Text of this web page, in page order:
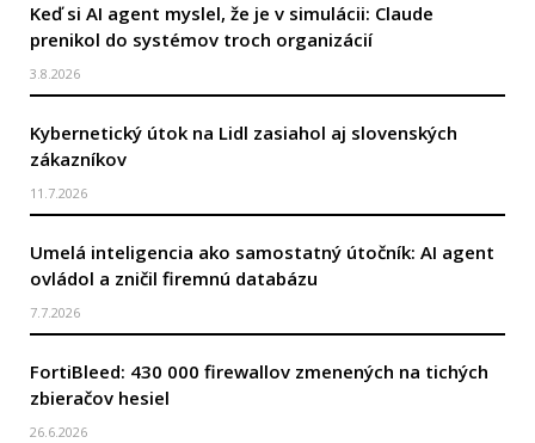
Keď si AI agent myslel, že je v simulácii: Claude
prenikol do systémov troch organizácií
3.8.2026
Kybernetický útok na Lidl zasiahol aj slovenských
zákazníkov
11.7.2026
Umelá inteligencia ako samostatný útočník: AI agent
ovládol a zničil firemnú databázu
7.7.2026
FortiBleed: 430 000 firewallov zmenených na tichých
zbieračov hesiel
26.6.2026